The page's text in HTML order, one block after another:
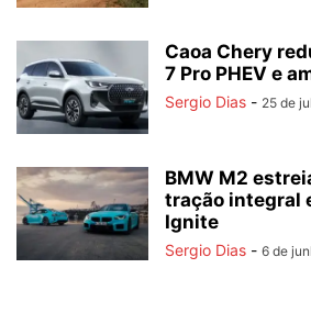
Caoa Chery
7 Pro PHEV e
Sergio Dias - 25 de
BMW M2
tração integral
Ignite
Sergio Dias - 6 de